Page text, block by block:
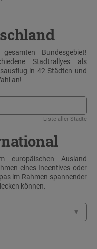
Bundesgebiet!
Stadtrallyes als
in 42 Städten und
an!
Liste aller Städte
europäischen Ausland
eines Incentives oder
im Rahmen spannender
können.